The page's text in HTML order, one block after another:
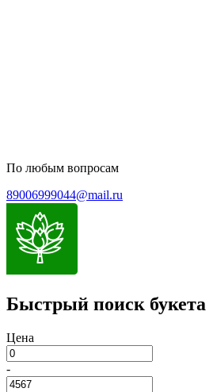
По любым вопросам
89006999044@mail.ru
Быстрый поиск букета
Цена
-